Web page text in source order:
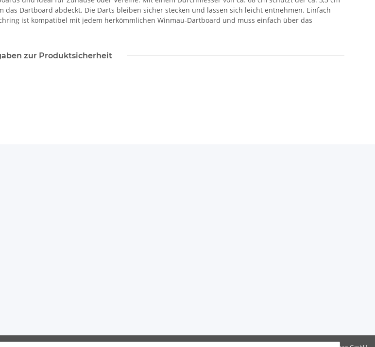
Dartboard abdeckt. Die Darts bleiben sicher stecken und lassen sich leicht entnehmen. Einfach
ist kompatibel mit jedem herkömmlichen Winmau-Dartboard und muss einfach über das
zur Produktsicherheit